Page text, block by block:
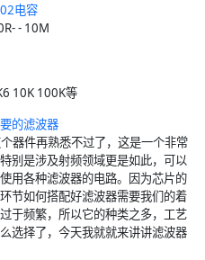
电容
- 10M
10K 100K等
的滤波器
器件再熟悉不过了，这是一个非常
别是涉及射频领域更是如此，可以
用各种滤波器的电路。因为芯片的
节如何搭配好滤波器需要我们的着
于频繁，所以它的种类之多，工艺
选择了，今天我就就来讲讲滤波器